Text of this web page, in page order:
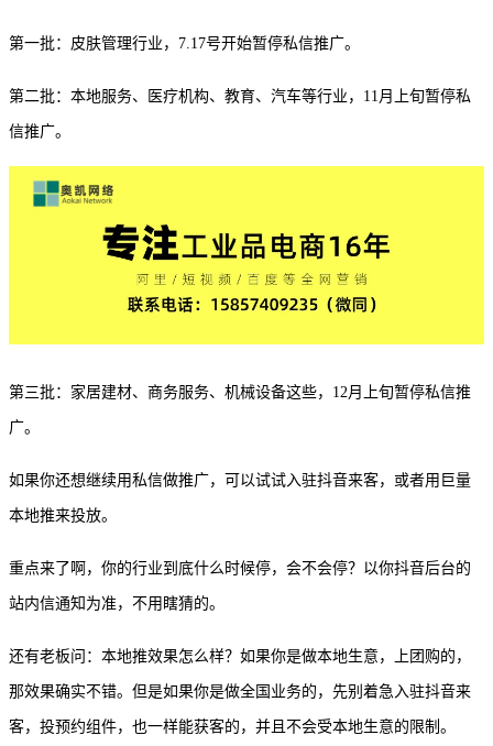
第一批 ： 皮肤管理行业， 7.17号开始暂停私信推广。
第二批 ： 本地服务、医疗机构、教育、汽车等行业， 11月上旬暂停私
信推广。
第三批：家居建材、商务服务、机械设备这些， 12月上旬暂停私信推
广。
如果你还想继续用私信做推广，可以试试入驻抖音来客，或者用巨量
本地推来投放。
重点来了啊，你的行业到底什么 时候停，会不会停？以你抖音后台的
站内信通知为准，不用瞎猜的。
还有老板问：本地推效果怎么样？如果你是做本地生意，上团购的，
那效果确实不错。但是如果你是做全国业务的，先别着急入驻抖音来
客，投预约组件，也一样能获客的，并且不会受本地生意的限制。